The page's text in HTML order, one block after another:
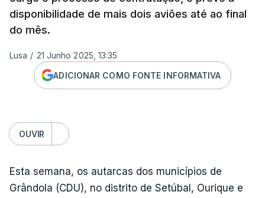
disponibilidade de mais dois aviões até ao final
do mês.
Lusa / 21 Junho 2025, 13:35
ADICIONAR COMO FONTE INFORMATIVA
OUVIR
Esta semana, os autarcas dos municípios de
Grândola (CDU), no distrito de Setúbal, Ourique e